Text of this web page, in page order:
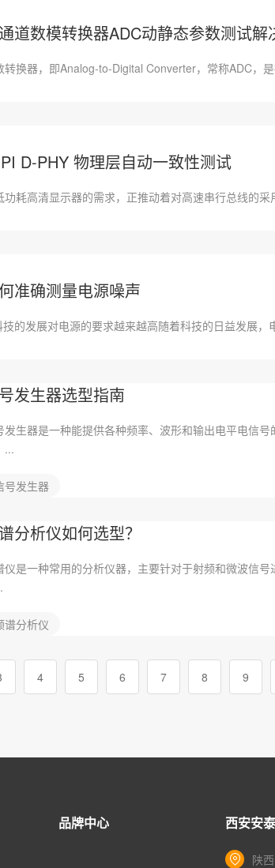
道数模转换器ADC动静态参数测试解
转换器，即Analog-to-Digital Converter，常称ADC，
D-PHY 物理层自动一致性测试
功耗高清显示器的需求，正推动着对高速串行总线的
准确测量电源噪声
技的发展对电源的要求越来越高随着科技的日益发展
发生器选型指南
发生器是一种能提供各种频率、波形和输出电平电信
...
号发生器
分析仪如何选型？
仪是一种常用的分析仪器，主要针对于射频和微波信
谱分析仪
4 5 6 7 8 9
品牌中心 西安安
陕